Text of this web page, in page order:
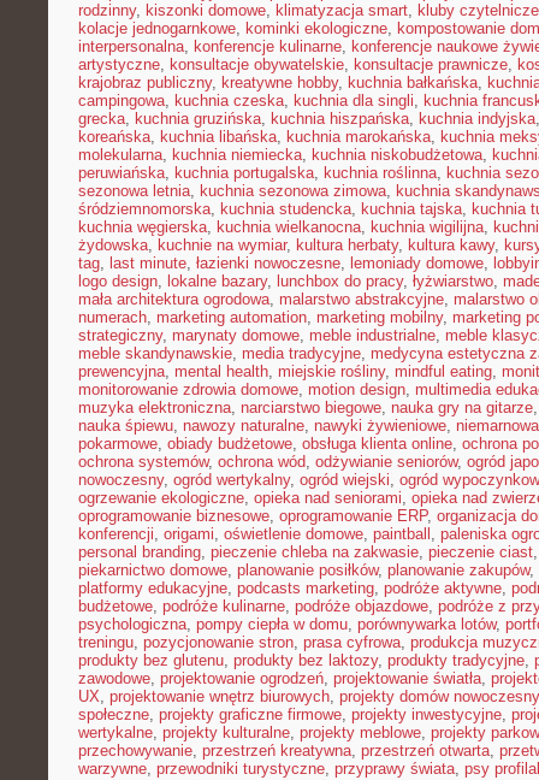
rodzinny, kiszonki domowe, klimatyzacja smart, kluby czytelnicze
kolacje jednogarnkowe, kominki ekologiczne, kompostowanie
interpersonalna, konferencje kulinarne, konferencje naukowe
artystyczne, konsultacje obywatelskie, konsultacje prawnicze,
krajobraz publiczny, kreatywne hobby, kuchnia bałkańska,
campingowa, kuchnia czeska, kuchnia dla singli, kuchnia
grecka, kuchnia gruzińska, kuchnia hiszpańska, kuchnia indyjska
koreańska, kuchnia libańska, kuchnia marokańska, kuchnia
molekularna, kuchnia niemiecka, kuchnia niskobudżetowa,
peruwiańska, kuchnia portugalska, kuchnia roślinna, kuchnia
sezonowa letnia, kuchnia sezonowa zimowa, kuchnia
śródziemnomorska, kuchnia studencka, kuchnia tajska, kuchnia
kuchnia węgierska, kuchnia wielkanocna, kuchnia wigilijna,
żydowska, kuchnie na wymiar, kultura herbaty, kultura kawy,
tag, last minute, łazienki nowoczesne, lemoniady domowe,
logo design, lokalne bazary, lunchbox do pracy, łyżwiarstwo,
mała architektura ogrodowa, malarstwo abstrakcyjne, malarstwo
numerach, marketing automation, marketing mobilny, marketing
strategiczny, marynaty domowe, meble industrialne, meble
meble skandynawskie, media tradycyjne, medycyna estetyczna
prewencyjna, mental health, miejskie rośliny, mindful eating,
monitorowanie zdrowia domowe, motion design, multimedia
muzyka elektroniczna, narciarstwo biegowe, nauka gry na gitarze
nauka śpiewu, nawozy naturalne, nawyki żywieniowe,
pokarmowe, obiady budżetowe, obsługa klienta online, ochrona
ochrona systemów, ochrona wód, odżywianie seniorów, ogród
nowoczesny, ogród wertykalny, ogród wiejski, ogród
ogrzewanie ekologiczne, opieka nad seniorami, opieka nad
oprogramowanie biznesowe, oprogramowanie ERP, organizacja
konferencji, origami, oświetlenie domowe, paintball , paleniska
personal branding, pieczenie chleba na zakwasie, pieczenie ciast
piekarnictwo domowe, planowanie posiłków, planowanie zakupów,
platformy edukacyjne, podcasts marketing, podróże aktywne,
budżetowe, podróże kulinarne, podróże objazdowe, podróże z
psychologiczna, pompy ciepła w domu, porównywarka lotów,
treningu, pozycjonowanie stron, prasa cyfrowa, produkcja
produkty bez glutenu, produkty bez laktozy, produkty tradycyjne,
zawodowe, projektowanie ogrodzeń, projektowanie światła,
UX, projektowanie wnętrz biurowych, projekty domów
społeczne, projekty graficzne firmowe, projekty inwestycyjne,
wertykalne, projekty kulturalne, projekty meblowe, projekty
przechowywanie, przestrzeń kreatywna, przestrzeń otwarta,
warzywne, przewodniki turystyczne, przyprawy świata, psy